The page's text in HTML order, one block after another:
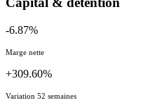
-6.87%
Marge nette
+309.60%
Variation 52 semaines